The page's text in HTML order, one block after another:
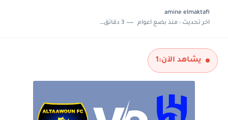
amine elmaktafi
اخر تحديث :منذ بضع اعوام 3 دقائق للقراءة
يشاهد الآن:1